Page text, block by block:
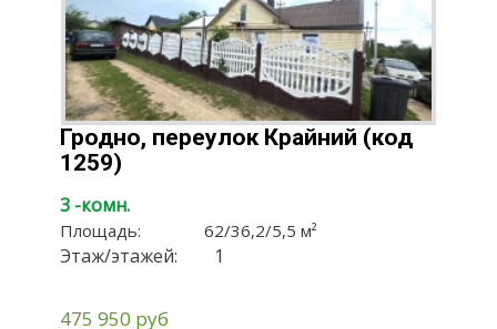
Гродно, переулок Крайний (код
1259)
3 -комн.
Площадь: 62/36,2/5,5 м²
Этаж/этажей: 1
475 950 руб